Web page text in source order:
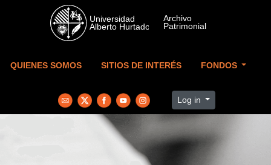
Skip to main content
QUIENES SOMOS SITIOS DE INTERÉS FONDOS
Log in